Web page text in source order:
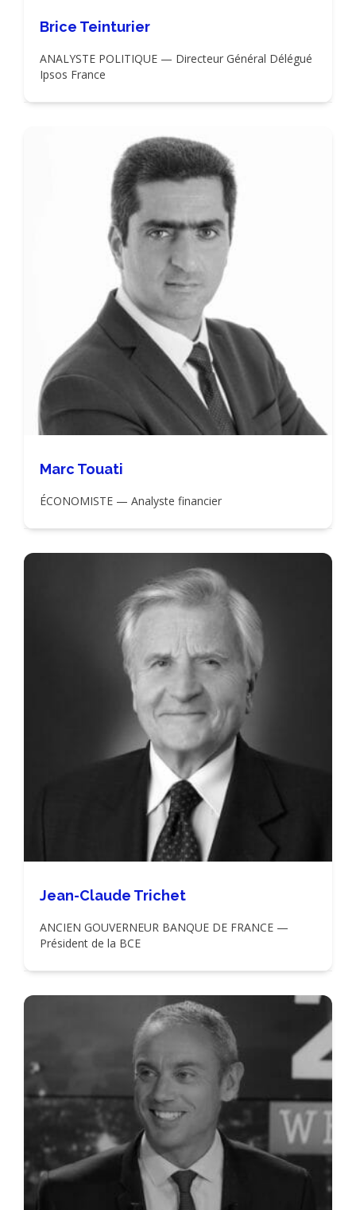
Brice Teinturier
ANALYSTE POLITIQUE — Directeur Général Délégué
Ipsos France
Marc Touati
ÉCONOMISTE — Analyste financier
Jean-Claude Trichet
ANCIEN GOUVERNEUR BANQUE DE FRANCE —
Président de la BCE